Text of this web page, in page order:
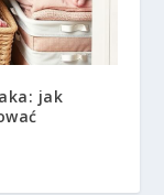
jak